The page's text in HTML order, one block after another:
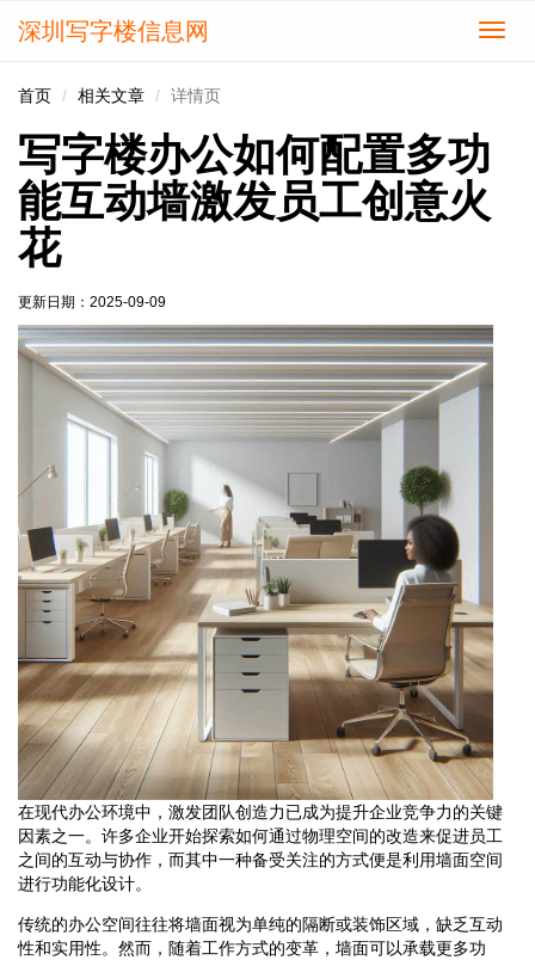
切
深圳写字楼信息网
首页 相关文章 详情页
写字楼办公如何配置多功
能互动墙激发员工创意火
花
更新日期： 2025-09-09
在现代办公环境中，激发团队创造力已成为提升企业竞争力的关键
因素之一。许多企业开始探索如何通过物理空间的改造来促进员工
之间的互动与协作，而其中一种备受关注的方式便是利用墙面空间
进行功能化设计。
传统的办公空间往往将墙面视为单纯的隔断或装饰区域，缺乏互动
性和实用性。然而，随着工作方式的变革，墙面可以承载更多功